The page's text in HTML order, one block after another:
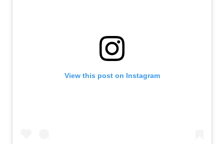
View this post on Instagram